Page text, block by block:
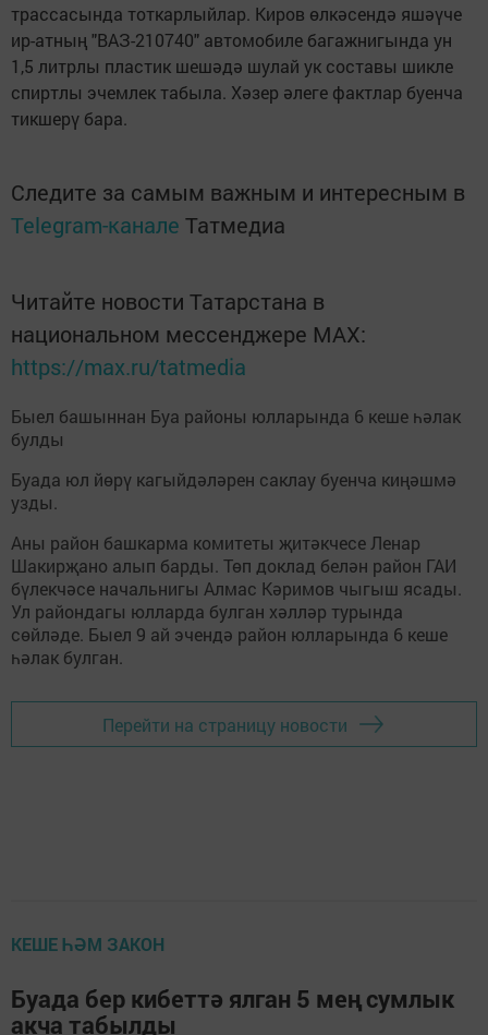
трассасында тоткарлыйлар. Киров өлкәсендә яшәүче
ир-атның "ВАЗ-210740" автомобиле багажнигында ун
1,5 литрлы пластик шешәдә шулай ук составы шикле
спиртлы эчемлек табыла. Хәзер әлеге фактлар буенча
тикшерү бара.
Следите за самым важным и интересным в
Telegram-канале Татмедиа
Читайте новости Татарстана в
национальном мессенджере MАХ:
https://max.ru/tatmedia
Быел башыннан Буа районы юлларында 6 кеше һәлак
булды
Буада юл йөрү кагыйдәләрен саклау буенча киңәшмә
узды.
Аны район башкарма комитеты җитәкчесе Ленар
Шакирҗано алып барды. Төп доклад белән район ГАИ
бүлекчәсе начальнигы Алмас Кәримов чыгыш ясады.
Ул райондагы юлларда булган хәлләр турында
сөйләде. Быел 9 ай эчендә район юлларында 6 кеше
һәлак булган.
Перейти на страницу новости
КЕШЕ ҺӘМ ЗАКОН
Буада бер кибеттә ялган 5 мең сумлык
акча табылды